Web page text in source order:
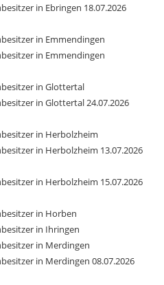
in Ebringen 18.07.2026
in Emmendingen
in Emmendingen
in Glottertal
in Glottertal 24.07.2026
in Herbolzheim
in Herbolzheim 13.07.2026
in Herbolzheim 15.07.2026
in Horben
in Ihringen
in Merdingen
in Merdingen 08.07.2026